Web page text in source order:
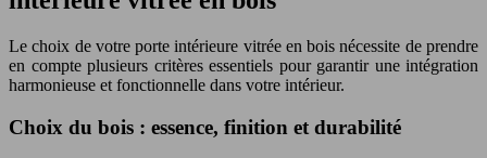
Le choix de votre porte intérieure vitrée en bois nécessite de prendre
en compte plusieurs critères essentiels pour garantir une intégration
harmonieuse et fonctionnelle dans votre intérieur.
Choix du bois : essence, finition et durabilité